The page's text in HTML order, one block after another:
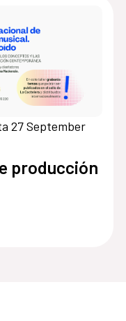
27 September
producción